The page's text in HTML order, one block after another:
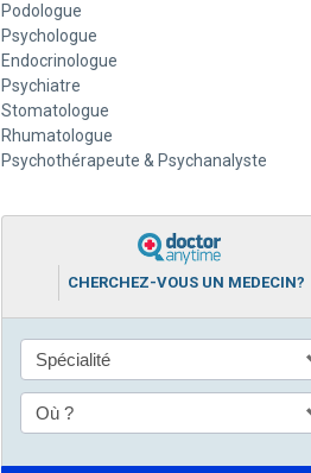
Podologue
Psychologue
Endocrinologue
Psychiatre
Stomatologue
Rhumatologue
Psychothérapeute & Psychanalyste
CHERCHEZ-VOUS UN MEDECIN?